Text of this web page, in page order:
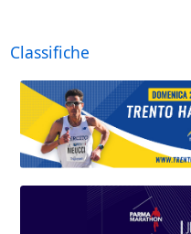
Classifiche